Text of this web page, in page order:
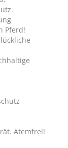
Pferd!
Atemfrei!